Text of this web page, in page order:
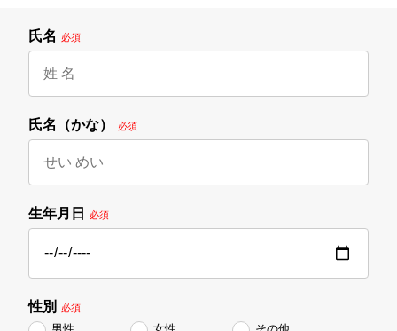
氏名 必須
氏名（かな） 必須
生年月日 必須
性別 必須